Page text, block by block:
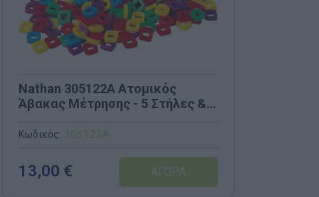
Nathan 305122A Ατομικός
Άβακας Μέτρησης - 5 Στήλες &
Κωδικός: 305122A
13,00 €